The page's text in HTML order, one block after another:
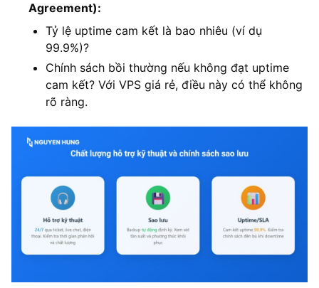
Agreement):
Tỷ lệ uptime cam kết là bao nhiêu (ví dụ
99.9%)?
Chính sách bồi thường nếu không đạt uptime
cam kết? Với VPS giá rẻ, điều này có thể không
rõ ràng.